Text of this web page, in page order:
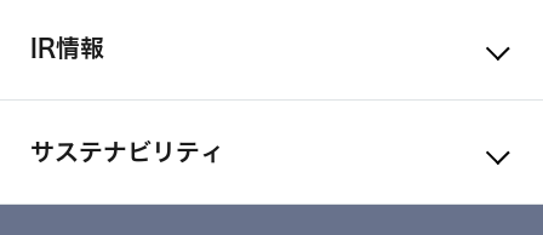
IR情報
サステナビリティ